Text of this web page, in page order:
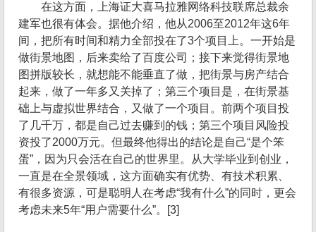
在这方面，上海证大喜马拉雅网络科技联席总裁余
建军也很有体会。据他介绍，他从2006至2012年这6年
间，把所有时间和精力全部投在了3个项目上。一开始是
做街景地图，后来卖给了百度公司；接下来觉得街景地
图拼版较长，就想能不能垂直了做，把街景与房产结合
起来，做了一年多又关掉了；第三个项目是，在街景基
础上与虚拟世界结合，又做了一个项目。前两个项目投
了几千万，都是自己过去赚到的钱；第三个项目风险投
资投了2000万元。但最终他得出的结论是自己“是个笨
蛋”，因为只会活在自己的世界里。从大学毕业到创业，
一直是在全景领域，这方面确实有优势、有技术积累、
有很多资源，可是聪明人在考虑“我有什么”的同时，更会
考虑未来5年“用户需要什么”。[3]